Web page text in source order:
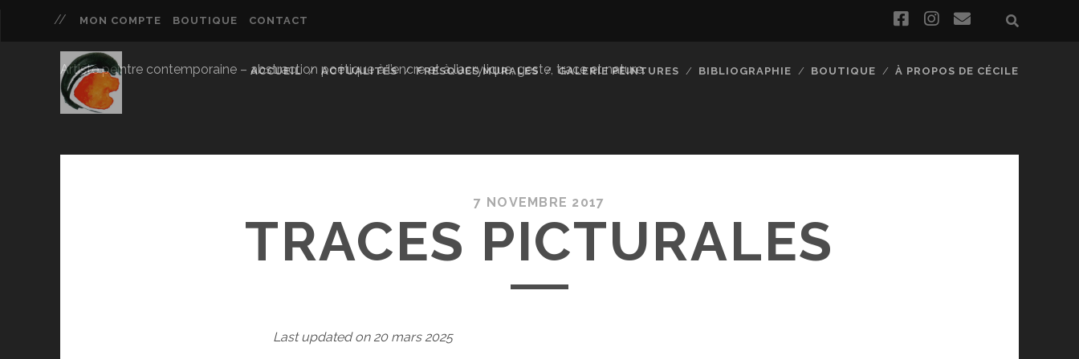
MON COMPTE BOUTIQUE CONTACT facebookinstagram
email
Artiste peintre contemporaine – abstraction poétique à l’encre et à l’acrylique, geste, trace et nature.
ACCUEIL ACTUALITÉS FRESQUES MURALES GALERIE PEINTURES BIBLIOGRAPHIE BOUTIQUE À PROPOS DE CÉCILE
7 NOVEMBRE 2017
TRACES PICTURALES
Last updated on 20 mars 2025